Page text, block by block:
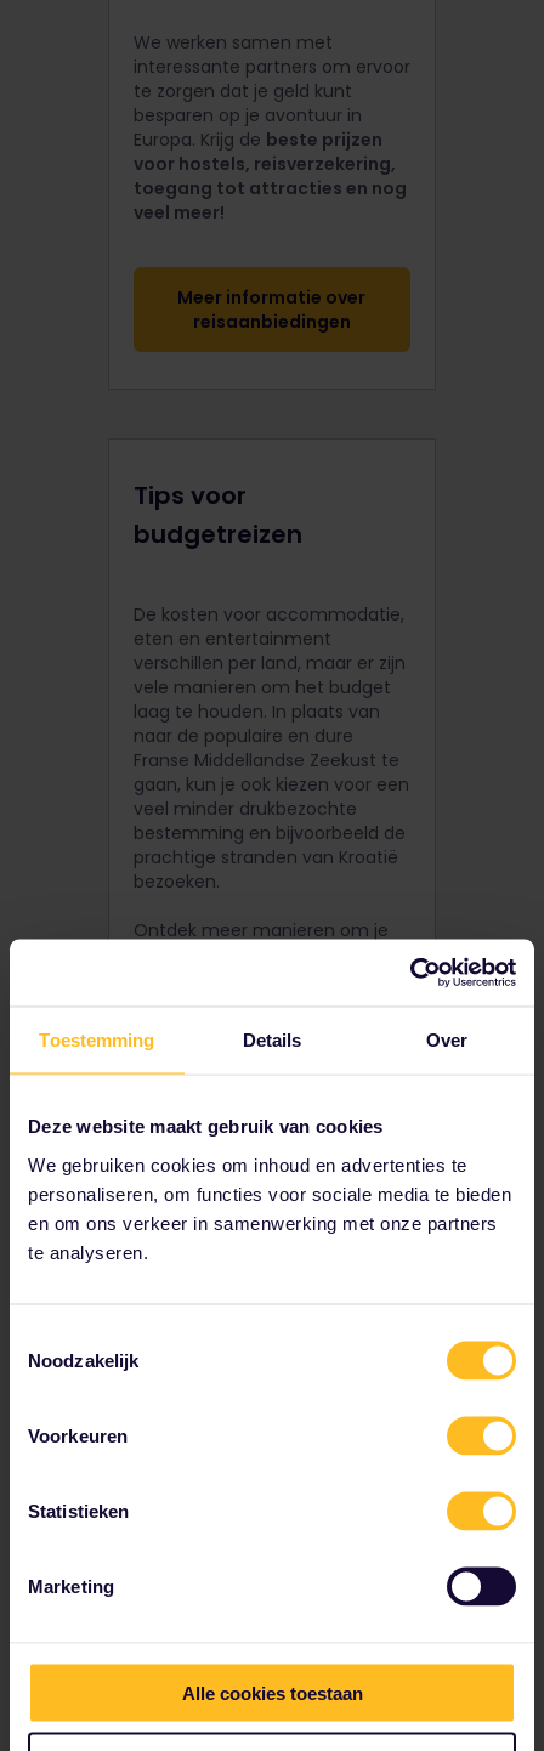
Toestemming Details Over
Deze website maakt gebruik van cookies
We gebruiken cookies om inhoud en advertenties te
personaliseren, om functies voor sociale media te bieden
en om ons verkeer in samenwerking met onze partners
te analyseren.
Noodzakelijk
Voorkeuren
Statistieken
Marketing
Alle cookies toestaan
We werken samen met
interessante partners om ervoor
te zorgen dat je geld kunt
besparen op je avontuur in
Europa. Krijg de beste prijzen
voor hostels, reisverzekering,
toegang tot attracties en nog
veel meer!
Meer informatie over
reisaanbiedingen
Tips voor
budgetreizen
De kosten voor accommodatie,
eten en entertainment
verschillen per land, maar er zijn
vele manieren om het budget
laag te houden. In plaats van
naar de populaire en dure
Franse Middellandse Zeekust te
gaan, kun je ook kiezen voor een
veel minder drukbezochte
bestemming en bijvoorbeeld de
prachtige stranden van Kroatië
bezoeken.
Ontdek meer manieren om je
genieten van de leuke dingen!
budgetreizen